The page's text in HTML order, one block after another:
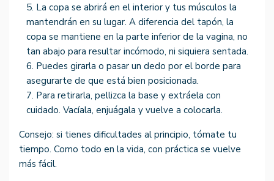
La copa se abrirá en el interior y tus músculos la
mantendrán en su lugar. A diferencia del tapón, la
copa se mantiene en la parte inferior de la vagina, no
tan abajo para resultar incómodo, ni siquiera sentada.
Puedes girarla o pasar un dedo por el borde para
asegurarte de que está bien posicionada.
Para retirarla, pellizca la base y extráela con
cuidado. Vacíala, enjuágala y vuelve a colocarla.
Consejo: si tienes dificultades al principio, tómate tu
tiempo. Como todo en la vida, con práctica se vuelve
más fácil.